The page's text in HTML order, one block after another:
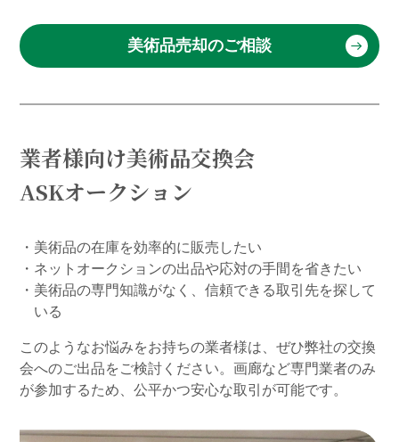
美術品売却のご相談
業者様向け美術品交換会
ASKオークション
・美術品の在庫を効率的に販売したい
・ネットオークションの出品や応対の手間を省きたい
・美術品の専門知識がなく、信頼できる取引先を探して
いる
このようなお悩みをお持ちの業者様は、ぜひ弊社の交換
会へのご出品をご検討ください。画廊など専門業者のみ
が参加するため、公平かつ安心な取引が可能です。